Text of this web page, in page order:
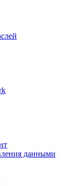
данными